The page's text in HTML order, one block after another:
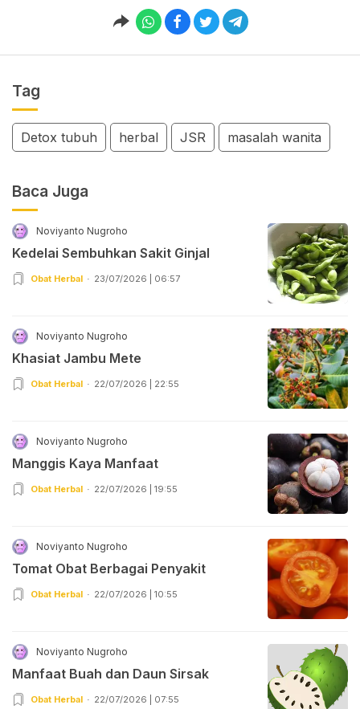
Tag
Detox tubuh herbal JSR masalah wanita
Baca Juga
Noviyanto Nugroho
Kedelai Sembuhkan Sakit Ginjal
Obat Herbal 23/07/2026 | 06:57
Noviyanto Nugroho
Khasiat Jambu Mete
Obat Herbal 22/07/2026 | 22:55
Noviyanto Nugroho
Manggis Kaya Manfaat
Obat Herbal 22/07/2026 | 19:55
Noviyanto Nugroho
Tomat Obat Berbagai Penyakit
Obat Herbal 22/07/2026 | 10:55
Noviyanto Nugroho
Manfaat Buah dan Daun Sirsak
Obat Herbal 22/07/2026 | 07:55